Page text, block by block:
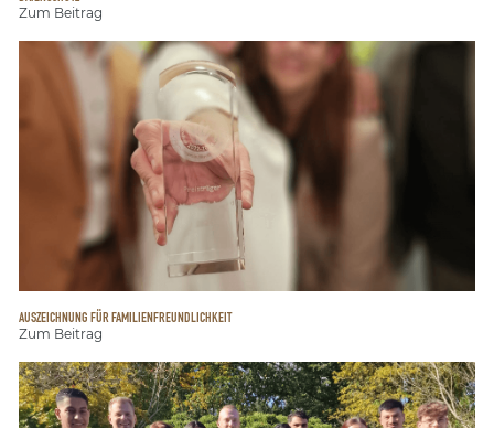
Zum Beitrag
AUSZEICHNUNG FÜR FAMILIENFREUNDLICHKEIT
Zum Beitrag